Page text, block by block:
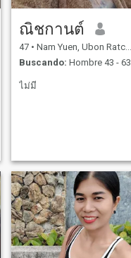
ณิชกานต์
47 • Nam Yuen, Ubon Ratchathani, Tailandia
Buscando: Hombre 43 - 63
ไม่มี